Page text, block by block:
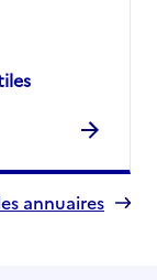
annuaires